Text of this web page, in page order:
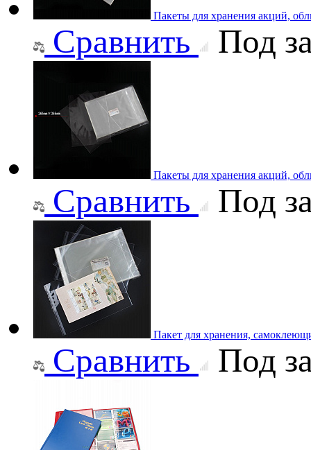
Пакеты для хранения акций,
Сравнить Под
Пакеты для хранения акций,
Сравнить Под
Пакет для хранения,
Сравнить Под